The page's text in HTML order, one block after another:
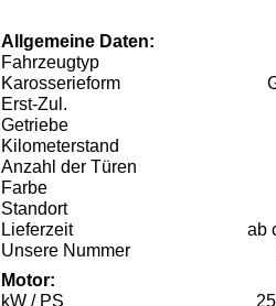
Allgemeine Daten:
Fahrzeugtyp
Karosserieform
Erst-Zul.
Getriebe
Kilometerstand
Anzahl der Türen
Farbe
Standort
Lieferzeit
ab
Unsere Nummer
Motor:
kW / PS